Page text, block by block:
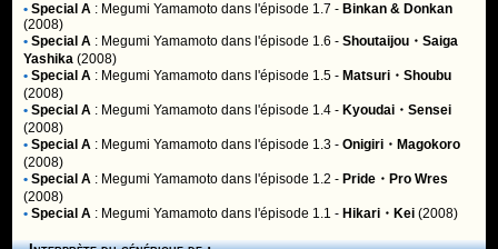
• Special A : Megumi Yamamoto dans l'épisode 1.7 - Binkan & Donkan
(2008)
• Special A : Megumi Yamamoto dans l'épisode 1.6 -Shoutaijou・Saiga
Yashika (2008)
• Special A : Megumi Yamamoto dans l'épisode 1.5 - Matsuri・Shoubu
(2008)
• Special A : Megumi Yamamoto dans l'épisode 1.4 - Kyoudai・Sensei
(2008)
• Special A : Megumi Yamamoto dans l'épisode 1.3 -Onigiri・Magokoro
(2008)
• Special A : Megumi Yamamoto dans l'épisode 1.2 - Pride・Pro Wres
(2008)
• Special A : Megumi Yamamoto dans l'épisode 1.1 - Hikari・Kei (2008)